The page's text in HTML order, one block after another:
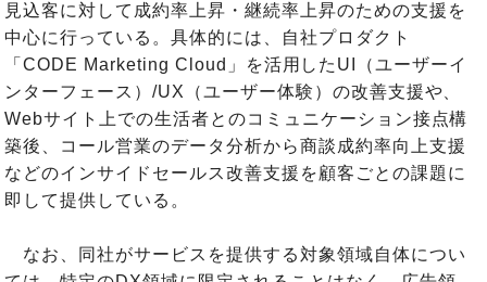
見込客に対して成約率上昇・継続率上昇のための支援を
中心に行っている。具体的には、自社プロダクト
「CODE Marketing Cloud」を活用したUI（ユーザーイ
ンターフェース）/UX（ユーザー体験）の改善支援や、
Webサイト上での生活者とのコミュニケーション接点構
築後、コール営業のデータ分析から商談成約率向上支援
などのインサイドセールス改善支援を顧客ごとの課題に
即して提供している。
なお、同社がサービスを提供する対象領域自体につい